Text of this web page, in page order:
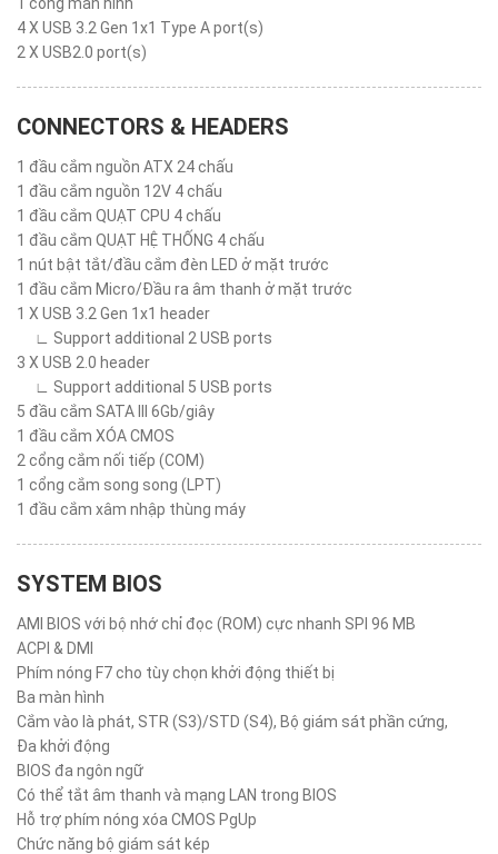
4 X USB 3.2 Gen 1x1 Type A port(s)
2 X USB2.0 port(s)
CONNECTORS & HEADERS
1 đầu cắm nguồn ATX 24 chấu
1 đầu cắm nguồn 12V 4 chấu
1 đầu cắm QUẠT CPU 4 chấu
1 đầu cắm QUẠT HỆ THỐNG 4 chấu
1 nút bật tắt/đầu cắm đèn LED ở mặt trước
1 đầu cắm Micro/Đầu ra âm thanh ở mặt trước
1 X USB 3.2 Gen 1x1 header
∟ Support additional 2 USB ports
3 X USB 2.0 header
∟ Support additional 5 USB ports
5 đầu cắm SATA III 6Gb/giây
1 đầu cắm XÓA CMOS
2 cổng cắm nối tiếp (COM)
1 cổng cắm song song (LPT)
1 đầu cắm xâm nhập thùng máy
SYSTEM BIOS
AMI BIOS với bộ nhớ chỉ đọc (ROM) cực nhanh SPI 96 MB
ACPI & DMI
Phím nóng F7 cho tùy chọn khởi động thiết bị
Ba màn hình
Cắm vào là phát, STR (S3)/STD (S4), Bộ giám sát phần cứng,
Đa khởi động
BIOS đa ngôn ngữ
Có thể tắt âm thanh và mạng LAN trong BIOS
Hỗ trợ phím nóng xóa CMOS PgUp
Chức năng bộ giám sát kép